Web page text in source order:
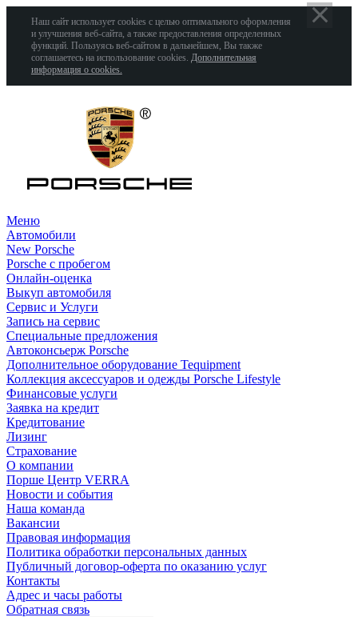
Наш сайт использует cookies с целью оптимального оформления
и улучшения веб-сайта, а также предоставления определенных
функций. Пользуясь веб-сайтом в дальнейшем, Вы также
соглашаетесь на использование cookies. Дополнительная
информация о cookies.
Меню
Автомобили
New Porsche
Porsche с пробегом
Онлайн-оценка
Выкуп автомобиля
Сервис и Услуги
Запись на сервис
Специальные предложения
Автоконсьерж Porsche
Дополнительное оборудование Tequipment
Коллекция аксессуаров и одежды Porsche Lifestyle
Финансовые услуги
Заявка на кредит
Кредитование
Лизинг
Страхование
О компании
Порше Центр VERRA
Новости и события
Наша команда
Вакансии
Правовая информация
Политика обработки персональных данных
Публичный договор-оферта по оказанию услуг
Контакты
Адрес и часы работы
Обратная связь